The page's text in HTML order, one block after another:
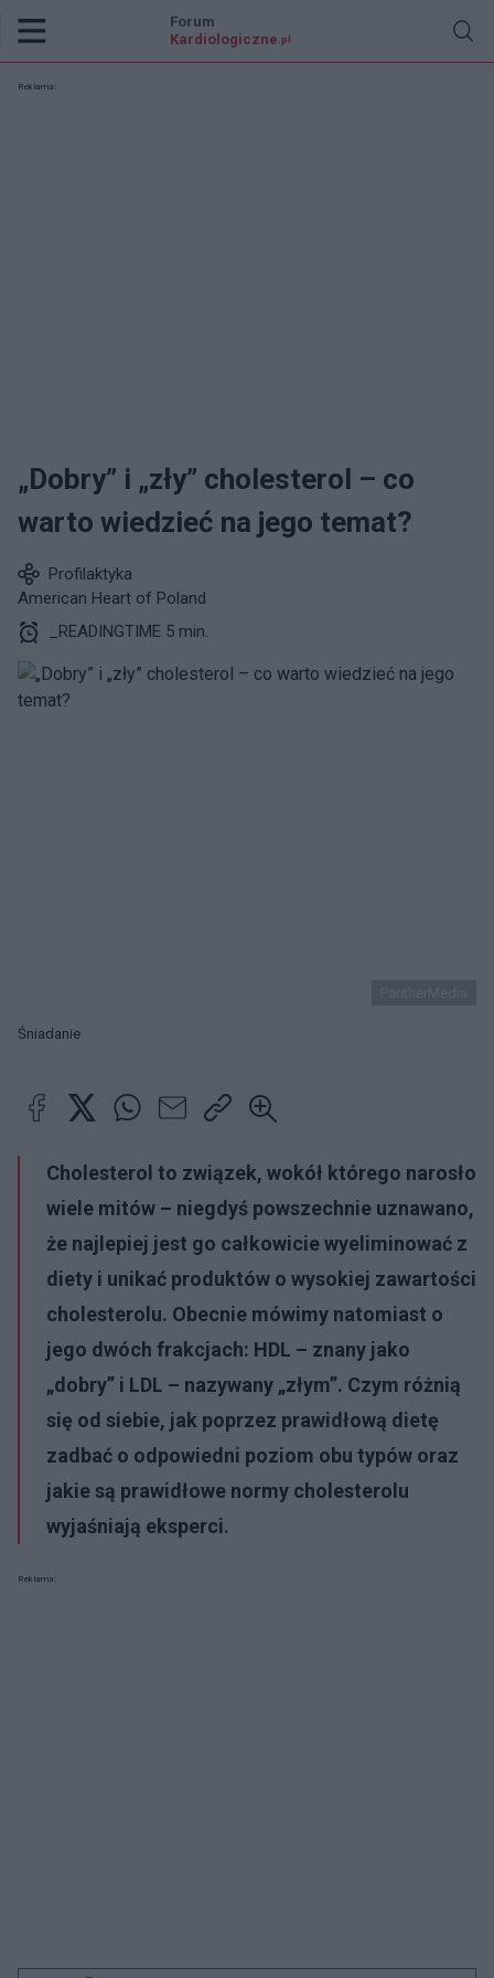
Forum
Kardiologiczne .pl
Reklama:
„Dobry” i „zły” cholesterol – co
warto wiedzieć na jego temat?
Profilaktyka
American Heart of Poland
_READINGTIME 5 min.
Śniadanie
Cholesterol to związek, wokół którego narosło
wiele mitów – niegdyś powszechnie uznawano,
że najlepiej jest go całkowicie wyeliminować z
diety i unikać produktów o wysokiej zawartości
cholesterolu. Obecnie mówimy natomiast o
jego dwóch frakcjach: HDL – znany jako
„dobry” i LDL – nazywany „złym”. Czym różnią
się od siebie, jak poprzez prawidłową dietę
zadbać o odpowiedni poziom obu typów oraz
jakie są prawidłowe normy cholesterolu
wyjaśniają eksperci.
Reklama: